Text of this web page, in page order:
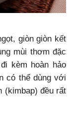
giòn giòn kết
mùi thơm đặc
kèm hoàn hảo
có thể dùng với
đều rất